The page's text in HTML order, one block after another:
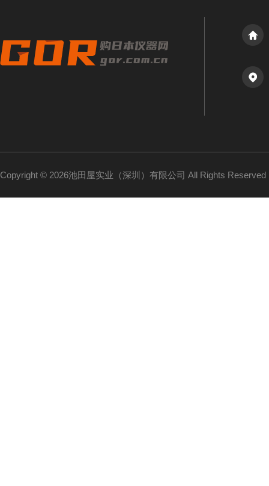
Copyright © 2026池田屋实业（深圳）有限公司 All Rights